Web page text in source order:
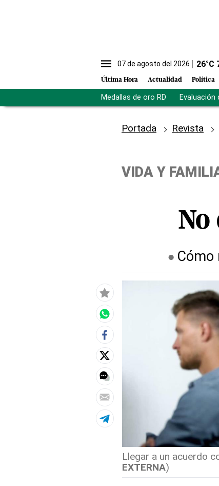
07 de agosto del 2026 26°C
Última Hora Actualidad Política
Medallas de oro RD Evaluación
Portada Revista
VIDA Y
No
Cómo
Llegar a un acuerdo
EXTERNA)